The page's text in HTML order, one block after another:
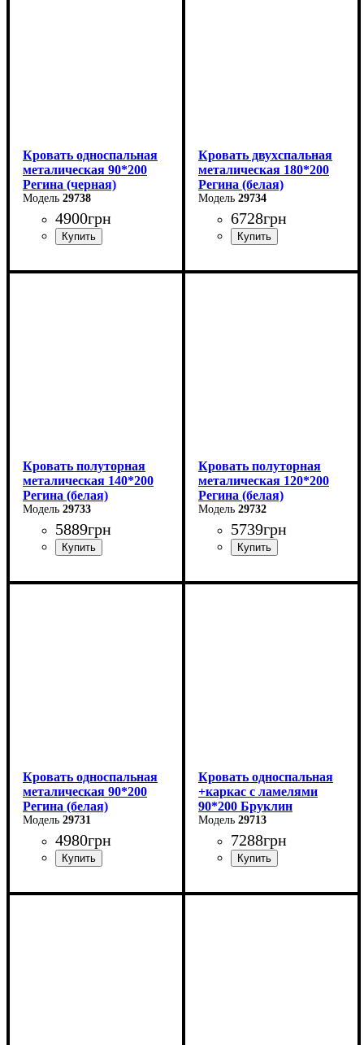
Кровать односпальная
металическая 90*200
Регина (черная)
29738
4900грн
Ширина: 90 см
Кровать двухспальная
металическая 180*200
Регина (белая)
29734
6728грн
Ширина: 180 см
Кровать полуторная
металическая 140*200
Регина (белая)
29733
5889грн
Ширина: 140 см
Кровать полуторная
металическая 120*200
Регина (белая)
29732
5739грн
Ширина: 120 см
Кровать односпальная
металическая 90*200
Регина (белая)
29731
4980грн
Ширина: 90 см
Кровать односпальная
+каркас с ламелями
90*200 Бруклин
29713
7288грн
Ширина: 99 см